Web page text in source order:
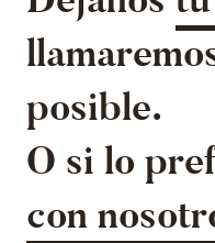
posible.
O si lo
con